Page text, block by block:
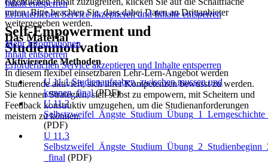
Self-Empowerment und
Studienmotivation
In diesem flexibel einsetzbaren Lehr-Lern-Angebot werden
Studierende aktiviert, sich ihrer Kompetenzen bewusst zu werden.
Sie kennen Strategien, sich selbst zu empowern, mit Scheitern und
Feedback konstruktiv umzugehen, um die Studienanforderungen
meistern zu können.
unten. Bitte beachten Sie, dass dabei Daten an Drittanbieter
weitergegeben werden.
Mehr Informationen
Inhalt entsperren
Erforderlichen Service akzeptieren und Inhalte entsperren
Inhalt entsperren
Erforderlichen Service akzeptieren und Inhalte entsperren
Das Material
Aktivierende Methoden
U 11.1 Studienaufgaben_zwischen mussen und
konnen_final(PDF)
U 11.2
(PDF)
U 11.3
_final (PDF)